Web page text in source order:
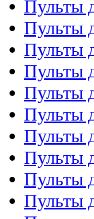
Пульты
Пульты
Пульты
Пульты
Пульты
Пульты
Пульты
Пульты
Пульты
Пульты